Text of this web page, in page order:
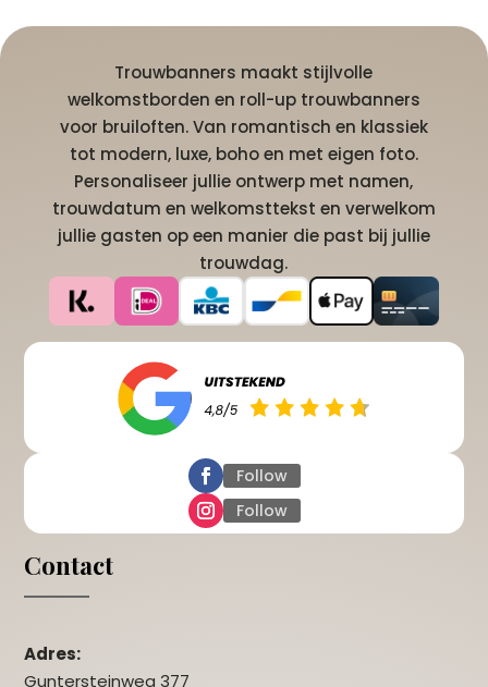
Trouwbanners maakt stijlvolle
welkomstborden en roll-up trouwbanners
voor bruiloften. Van romantisch en klassiek
tot modern, luxe, boho en met eigen foto.
Personaliseer jullie ontwerp met namen,
trouwdatum en welkomsttekst en verwelkom
jullie gasten op een manier die past bij jullie
trouwdag.
Follow
Follow
Contact
Adres:
Guntersteinweg 377